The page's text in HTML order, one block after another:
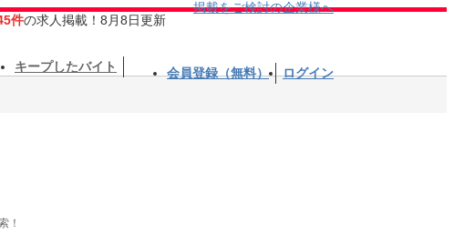
件の求人掲載！8月8日更新
掲載をご検討の企業様へ
キープしたバイト 会員登録（無料） ログイン
！